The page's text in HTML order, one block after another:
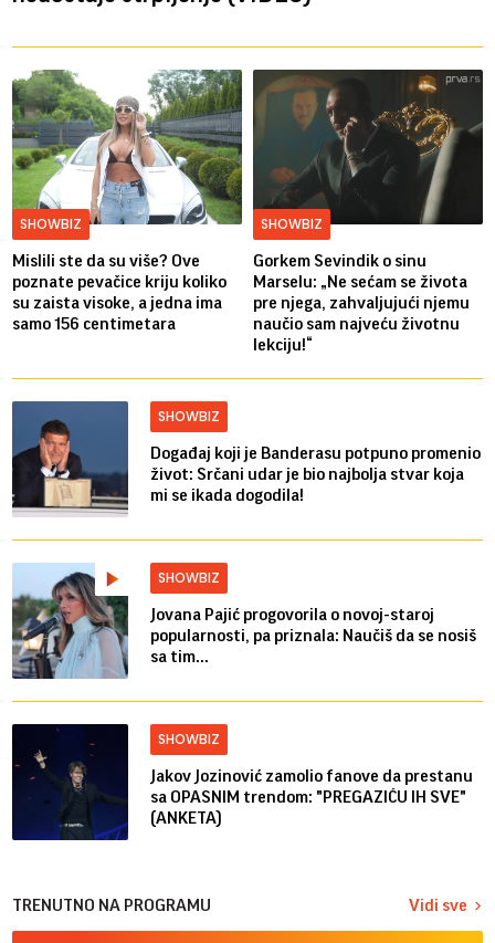
SHOWBIZ
Mislili ste da su više? Ove
poznate pevačice kriju koliko
su zaista visoke, a jedna ima
samo 156 centimetara
SHOWBIZ
Gorkem Sevindik o sinu
Marselu: „Ne sećam se života
pre njega, zahvaljujući njemu
naučio sam najveću životnu
lekciju!“
SHOWBIZ
Događaj koji je Banderasu potpuno promenio
život: Srčani udar je bio najbolja stvar koja
mi se ikada dogodila!
SHOWBIZ
Jovana Pajić progovorila o novoj-staroj
popularnosti, pa priznala: Naučiš da se nosiš
sa tim...
SHOWBIZ
Jakov Jozinović zamolio fanove da prestanu
sa OPASNIM trendom: "PREGAZIĆU IH SVE"
(ANKETA)
TRENUTNO NA PROGRAMU Vidi sve